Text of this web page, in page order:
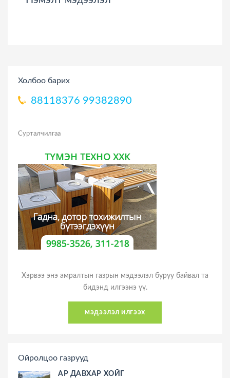
Холбоо барих
88118376 99382890
Сурталчилгаа
Хэрвээ энэ амралтын газрын мэдээлэл буруу байвал та
бидэнд илгээнэ үү.
мэдээлэл илгээх
Ойролцоо газрууд
АР ДАВХАР ХОЙГ